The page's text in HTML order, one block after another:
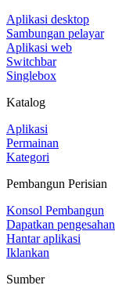
Aplikasi desktop
Sambungan pelayar
Aplikasi web
Switchbar
Singlebox
Katalog
Aplikasi
Permainan
Kategori
Pembangun Perisian
Konsol Pembangun
Dapatkan pengesahan
Hantar aplikasi
Iklankan
Sumber